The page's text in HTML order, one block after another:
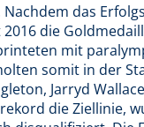
das
die
mit
somit in der
Jarryd
die Ziellinie,